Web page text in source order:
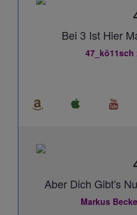
Bei 3 Ist Hier
47_kö11sch
Aber Dich Gibt's
Markus